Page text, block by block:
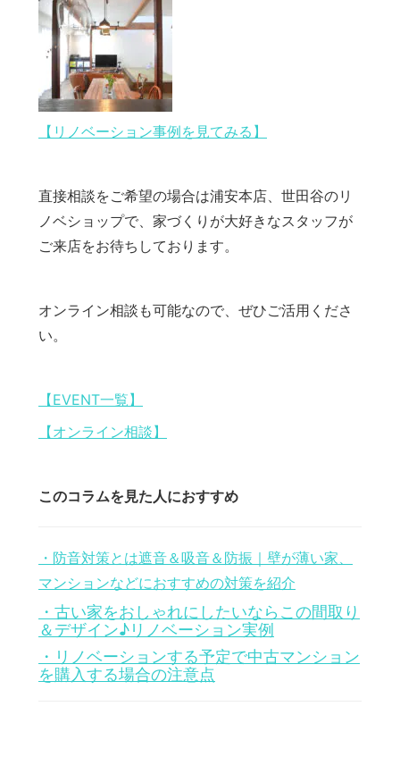
【リノベーション事例を見てみる】
直接相談をご希望の場合は浦安本店、世田谷のリ
ノベショップで、家づくりが大好きなスタッフが
ご来店をお待ちしております。
オンライン相談も可能なので、ぜひご活用くださ
い。
【EVENT一覧】
【オンライン相談】
このコラムを見た人におすすめ
・防音対策とは遮音＆吸音＆防振｜壁が薄い家、
マンションなどにおすすめの対策を紹介
・古い家をおしゃれにしたいならこの間取り
＆デザイン♪リノベーション実例
・リノベーションする予定で中古マンション
を購入する場合の注意点